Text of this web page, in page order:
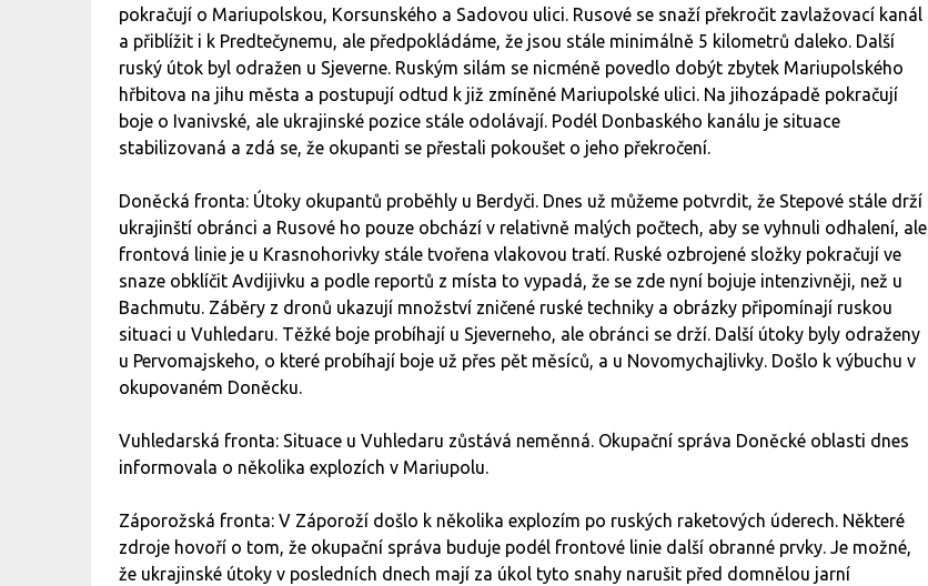
pokračují o Mariupolskou, Korsunského a Sadovou ulici. Rusové se snaží překročit zavlažovací kanál
a přiblížit i k Predtečynemu, ale předpokládáme, že jsou stále minimálně 5 kilometrů daleko. Další
ruský útok byl odražen u Sjeverne. Ruským silám se nicméně povedlo dobýt zbytek Mariupolského
hřbitova na jihu města a postupují odtud k již zmíněné Mariupolské ulici. Na jihozápadě pokračují
boje o Ivanivské, ale ukrajinské pozice stále odolávají. Podél Donbaského kanálu je situace
stabilizovaná a zdá se, že okupanti se přestali pokoušet o jeho překročení.
Doněcká fronta: Útoky okupantů proběhly u Berdyči. Dnes už můžeme potvrdit, že Stepové stále drží
ukrajinští obránci a Rusové ho pouze obchází v relativně malých počtech, aby se vyhnuli odhalení, ale
frontová linie je u Krasnohorivky stále tvořena vlakovou tratí. Ruské ozbrojené složky pokračují ve
snaze obklíčit Avdijivku a podle reportů z místa to vypadá, že se zde nyní bojuje intenzivněji, než u
Bachmutu. Záběry z dronů ukazují množství zničené ruské techniky a obrázky připomínají ruskou
situaci u Vuhledaru. Těžké boje probíhají u Sjeverneho, ale obránci se drží. Další útoky byly odraženy
u Pervomajskeho, o které probíhají boje už přes pět měsíců, a u Novomychajlivky. Došlo k výbuchu v
okupovaném Doněcku.
Vuhledarská fronta: Situace u Vuhledaru zůstává neměnná. Okupační správa Doněcké oblasti dnes
informovala o několika explozích v Mariupolu.
Záporožská fronta: V Záporoží došlo k několika explozím po ruských raketových úderech. Některé
zdroje hovoří o tom, že okupační správa buduje podél frontové linie další obranné prvky. Je možné,
že ukrajinské útoky v posledních dnech mají za úkol tyto snahy narušit před domnělou jarní